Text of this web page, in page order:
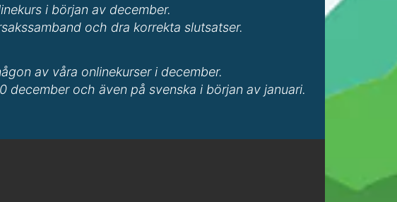
i början av december.
och dra korrekta slutsatser.
av våra onlinekurser i december.
december och även på svenska i början av januari.